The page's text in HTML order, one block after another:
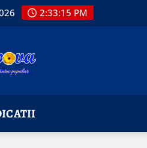
2:33:16 PM